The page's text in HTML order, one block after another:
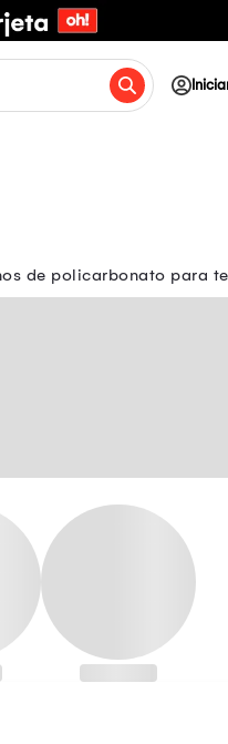
de policarbonato para